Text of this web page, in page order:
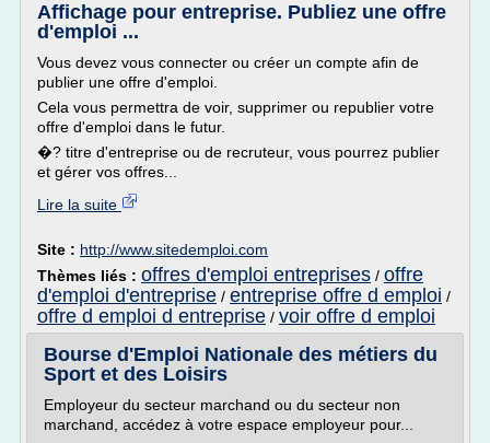
Affichage pour entreprise. Publiez une offre
d'emploi ...
Vous devez vous connecter ou créer un compte afin de
publier une offre d'emploi.
Cela vous permettra de voir, supprimer ou republier votre
offre d'emploi dans le futur.
�? titre d'entreprise ou de recruteur, vous pourrez publier
et gérer vos offres...
Lire la suite
Site : http://www.sitedemploi.com
Thèmes liés : offres d'emploi entreprises / offre
d'emploi d'entreprise / entreprise offre d emploi /
offre d emploi d entreprise / voir offre d emploi
Bourse d'Emploi Nationale des métiers du
Sport et des Loisirs
Employeur du secteur marchand ou du secteur non
marchand, accédez à votre espace employeur pour...